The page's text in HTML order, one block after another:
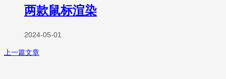
两款鼠标渲染
2024-05-01
上一篇文章